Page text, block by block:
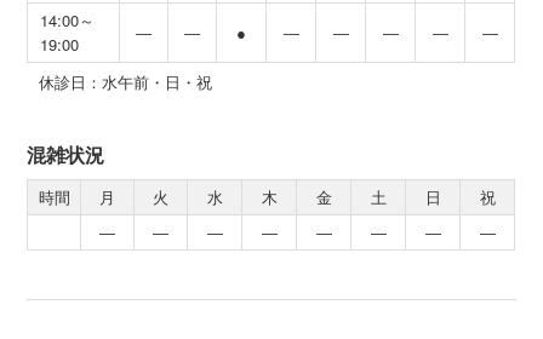
14:00～
19:00
― ― ● ― ― ― ― ―
休診日：水午前・日・祝
混雑状況
時間 月 火 水 木 金 土 日
祝
―
― ― ― ― ― ― ―